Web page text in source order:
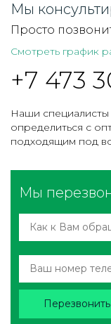
Мы
Просто
Смотреть график
+7 473
Наши специалисты
определиться с
подходящим под
Мы